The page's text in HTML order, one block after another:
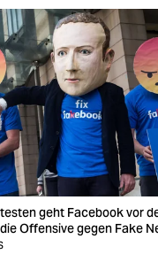
geht Facebook vor
Offensive gegen Fake